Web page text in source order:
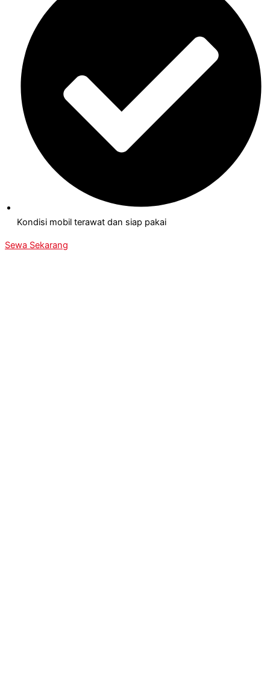
Kondisi mobil terawat dan siap pakai
Sewa Sekarang